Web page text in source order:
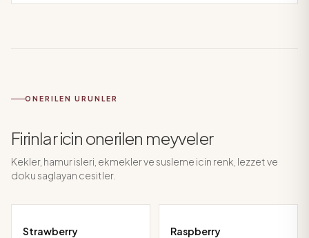
ONERILEN URUNLER
Firinlar icin onerilen meyveler
Kekler, hamur isleri, ekmekler ve susleme icin renk, lezzet ve
doku saglayan cesitler.
Strawberry Raspberry